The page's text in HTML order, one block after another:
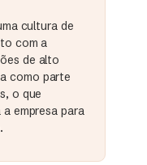
cultura de
com a
de alto
como parte
o que
empresa para